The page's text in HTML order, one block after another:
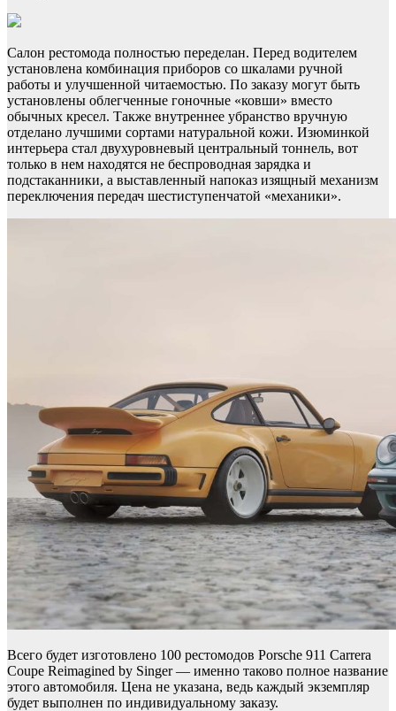
Салон рестомода полностью переделан. Перед водителем
установлена комбинация приборов со шкалами ручной
работы и улучшенной читаемостью. По заказу могут быть
установлены облегченные гоночные «ковши» вместо
обычных кресел. Также внутреннее убранство вручную
отделано лучшими сортами натуральной кожи. Изюминкой
интерьера стал двухуровневый центральный тоннель, вот
только в нем находятся не беспроводная зарядка и
подстаканники, а выставленный напоказ изящный механизм
переключения передач шестиступенчатой «механики».
Всего будет изготовлено 100 рестомодов Porsche 911 Carrera
Coupe Reimagined by Singer — именно таково полное название
этого автомобиля. Цена не указана, ведь каждый экземпляр
будет выполнен по индивидуальному заказу.